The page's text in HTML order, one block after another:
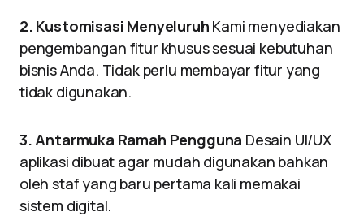
2. Kustomisasi Menyeluruh Kami menyediakan
pengembangan fitur khusus sesuai kebutuhan
bisnis Anda. Tidak perlu membayar fitur yang
tidak digunakan.
3. Antarmuka Ramah Pengguna Desain UI/UX
aplikasi dibuat agar mudah digunakan bahkan
oleh staf yang baru pertama kali memakai
sistem digital.